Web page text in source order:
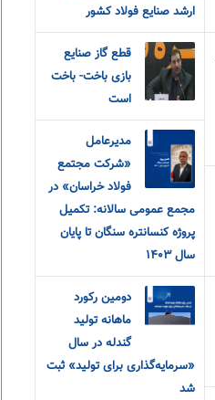
ارشد صنایع فولاد کشور
قطع گاز صنایع
بازی باخت- باخت
است
مدیرعامل
«شرکت مجتمع
فولاد خراسان» در
مجمع عمومی سالانه: تکمیل
پروژه کنسانتره سنگان تا پایان
سال ۱۴۰۳
دومین رکورد
ماهانه تولید
گندله در سال
«سرمایه‌گذاری برای تولید» ثبت
شد